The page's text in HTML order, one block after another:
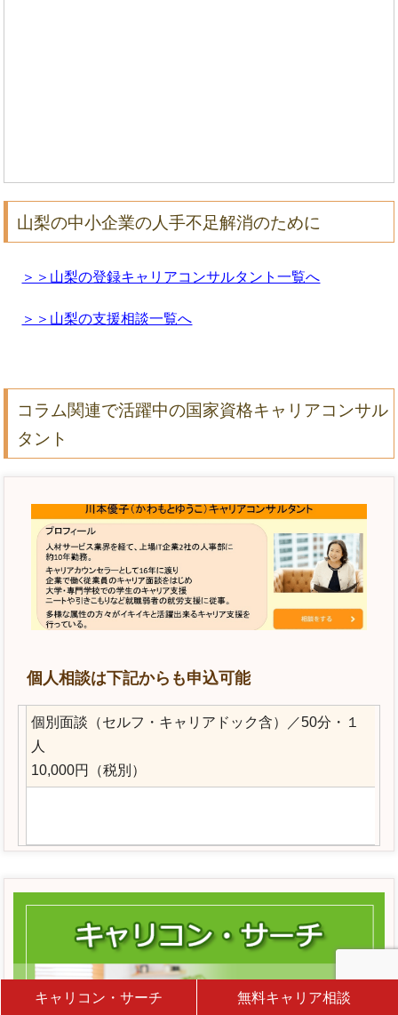
キャリコン・サーチ 無料キャリア相談
山梨の中小企業の人手不足解消のために
＞＞山梨の登録キャリアコンサルタント一覧へ
＞＞山梨の支援相談一覧へ
コラム関連で活躍中の国家資格キャリアコンサル
タント
個人相談は下記からも申込可能
個別面談（セルフ・キャリアドック含）／50分・１
人
10,000円（税別）